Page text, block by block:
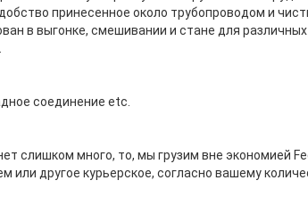
принесенное около трубопроводом и
в выгонке, смешивании и стане для
соединение etc.
слишком много, то, мы грузим вне экономией
или другое курьерское, согласно вашему